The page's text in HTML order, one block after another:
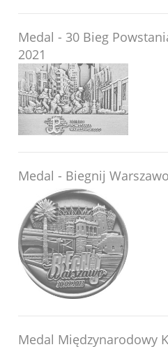
Medal - 30 Bieg
2021
Medal - Biegnij
Medal Międzynarodowy